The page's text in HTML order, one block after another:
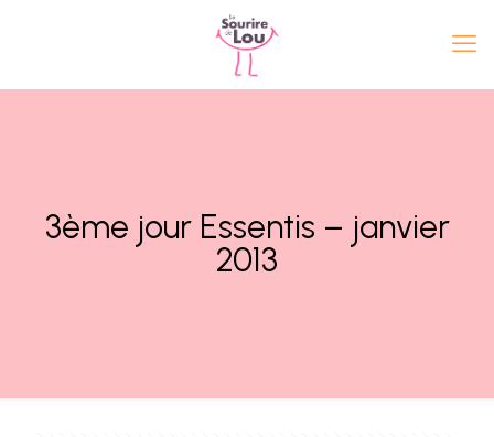
3ème jour Essentis – janvier
2013